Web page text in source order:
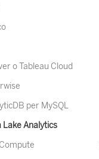
o Tableau Cloud
per MySQL
Lake Analytics